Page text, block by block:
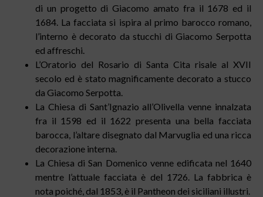
di un progetto di Giacomo amato fra il 1678 ed il
1684. La facciata si ispira al primo barocco romano,
l’interno è decorato da stucchi di Giacomo Serpotta
ed affreschi.
L’Oratorio del Rosario di Santa Cita risale al XVII
secolo ed è stato magnificamente decorato a stucco
da Giacomo Serpotta.
La Chiesa di Sant’Ignazio all’Olivella venne innalzata
fra il 1598 ed il 1622 presenta una bella facciata
barocca, l’altare disegnato dal Marvuglia ed una ricca
decorazione interna.
La Chiesa di San Domenico venne edificata nel 1640
mentre l’attuale facciata è del 1726. La fabbrica è
nota poiché, dal 1853, è il Pantheon dei siciliani illustri.